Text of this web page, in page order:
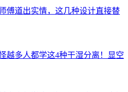
傅道出实情，这几种设计直接替